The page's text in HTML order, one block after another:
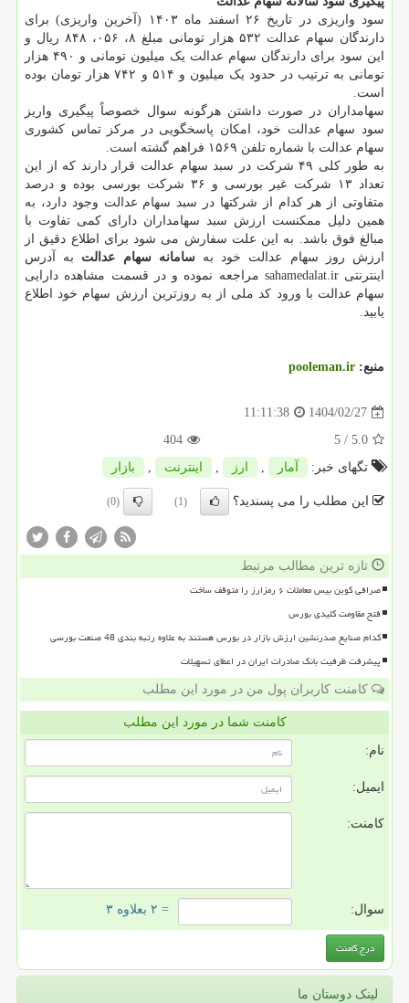
سود واریزی در تاریخ ۲۶ اسفند ماه ۱۴۰۳ (آخرین واریزی) برای
دارندگان سهام عدالت ۵۳۲ هزار تومانی مبلغ ۸، ۰۵۶، ۸۴۸ ریال و
این سود برای دارندگان سهام عدالت یک میلیون تومانی و ۴۹۰ هزار
تومانی به ترتیب در حدود یک میلیون و ۵۱۴ و ۷۴۲ هزار تومان بوده
است.
سهامداران در صورت داشتن هرگونه سوال خصوصاً پیگیری واریز
سود سهام عدالت خود، امکان پاسخگویی در مرکز تماس کشوری
سهام عدالت با شماره تلفن ۱۵۶۹ فراهم گشته است.
به طور کلی ۴۹ شرکت در سبد سهام عدالت قرار دارند که از این
تعداد ۱۳ شرکت غیر بورسی و ۳۶ شرکت بورسی بوده و درصد
متفاوتی از هر کدام از شرکتها در سبد سهام عدالت وجود دارد، به
همین دلیل ممکنست ارزش سبد سهامداران دارای کمی تفاوت با
مبالغ فوق باشد. به این علت سفارش می شود برای اطلاع دقیق از
ارزش روز سهام عدالت خود به سامانه سهام عدالت به آدرس
اینترنتی sahamedalat.ir مراجعه نموده و در قسمت مشاهده دارایی
سهام عدالت با ورود کد ملی از به روزترین ارزش سهام خود اطلاع
یابید.
منبع: pooleman.ir
1404/02/27
11:11:38
5.0
/ 5
404
تگهای خبر:
آمار , ارز , اینترنت , بازار
این مطلب را می پسندید؟ (1)
(0)
تازه ترین مطالب مرتبط
صرافی کوین بیس معاملات ۶ رمزارز را متوقف ساخت
فتح مقاومت کلیدی بورس
کدام صنایع صدرنشین ارزش بازار در بورس هستند به علاوه رتبه بندی 48 صنعت بورسی
پیشرفت ظرفیت بانک صادرات ایران در اعطای تسهیلات
کامنت کاربران پول من در مورد این مطلب
کامنت شما در مورد این مطلب
نام:
ایمیل:
کامنت:
سوال: = ۲ بعلاوه ۳
لینک دوستان ما